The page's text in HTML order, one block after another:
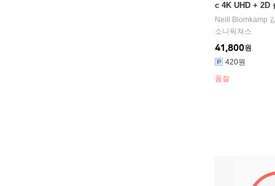
c 4K UHD + 2D
정판) : 블루레이
Neill Blomkamp
소니픽쳐스
41,800원
420원
품절